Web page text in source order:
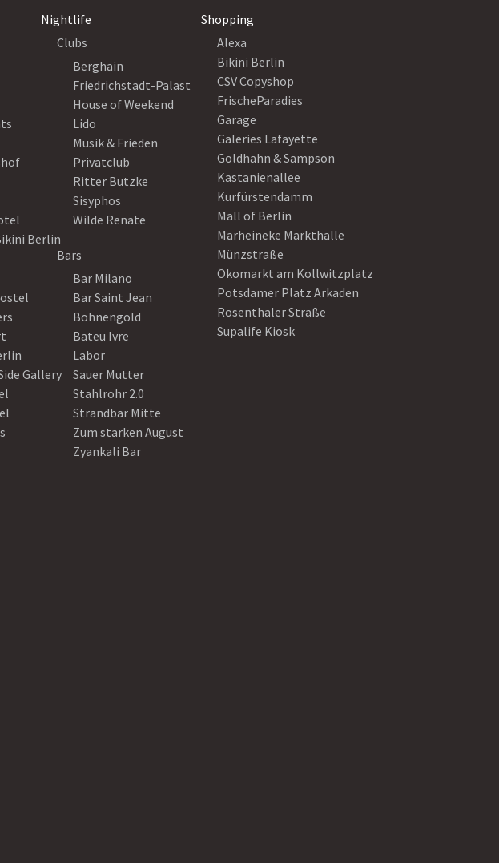
Berlin
Gallery
Nightlife
Clubs
Berghain
Friedrichstadt-Palast
House of Weekend
Lido
Musik & Frieden
Privatclub
Ritter Butzke
Sisyphos
Wilde Renate
Bars
Bar Milano
Bar Saint Jean
Bohnengold
Bateu Ivre
Labor
Sauer Mutter
Stahlrohr 2.0
Strandbar Mitte
Zum starken August
Zyankali Bar
Shopping
Alexa
Bikini Berlin
CSV Copyshop
FrischeParadies
Garage
Galeries Lafayette
Goldhahn & Sampson
Kastanienallee
Kurfürstendamm
Mall of Berlin
Marheineke Markthalle
Münzstraße
Ökomarkt am Kollwitzplatz
Potsdamer Platz Arkaden
Rosenthaler Straße
Supalife Kiosk